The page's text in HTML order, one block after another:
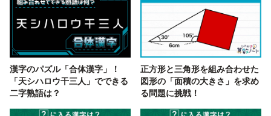
漢字のパズル「合体漢字」！
「天シハロウ干三人」でできる
二字熟語は？
正方形と三角形を組み合わせた
図形の「面積の大きさ」を求め
る問題に挑戦！